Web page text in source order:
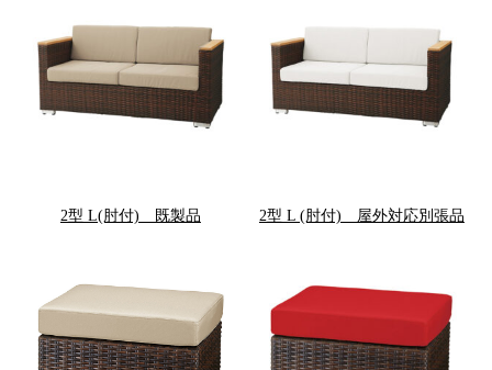
2型 L(肘付) 既製品 2型 L (肘付) 屋外対応別張品